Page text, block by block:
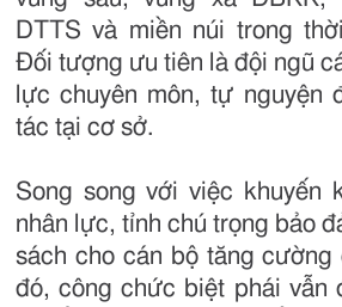
DTTS và miền núi trong
Đối tượng ưu tiên là đội ngũ
lực chuyên môn, tự nguyện
tác tại cơ sở.
Song song với việc khuyến
nhân lực, tỉnh chú trọng bảo
sách cho cán bộ tăng cường
đó, công chức biệt phái vẫn